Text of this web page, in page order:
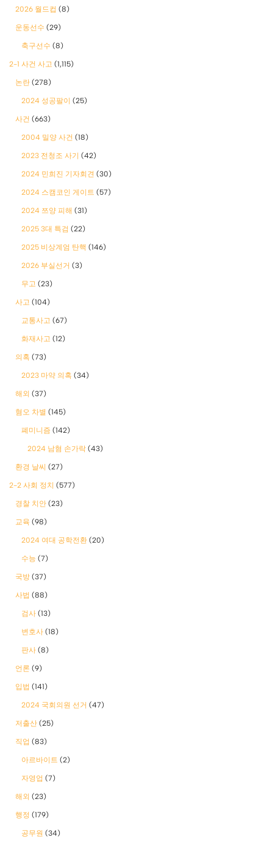
2026 월드컵 (8)
운동선수 (29)
축구선수 (8)
2-1 사건 사고 (1,115)
논란 (278)
2024 성공팔이 (25)
사건 (663)
2004 밀양 사건 (18)
2023 전청조 사기 (42)
2024 민희진 기자회견 (30)
2024 스캠코인 게이트 (57)
2024 쯔양 피해 (31)
2025 3대 특검 (22)
2025 비상계엄 탄핵 (146)
2026 부실선거 (3)
무고 (23)
사고 (104)
교통사고 (67)
화재사고 (12)
의혹 (73)
2023 마약 의혹 (34)
해외 (37)
혐오 차별 (145)
폐미니즘 (142)
2024 남혐 손가락 (43)
환경 날씨 (27)
2-2 사회 정치 (577)
경찰 치안 (23)
교육 (98)
2024 여대 공학전환 (20)
수능 (7)
국방 (37)
사법 (88)
검사 (13)
변호사 (18)
판사 (8)
언론 (9)
입법 (141)
2024 국회의원 선거 (47)
저출산 (25)
직업 (83)
아르바이트 (2)
자영업 (7)
해외 (23)
행정 (179)
공무원 (34)